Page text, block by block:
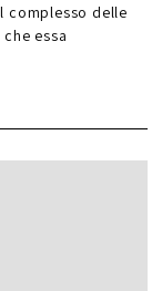
complesso delle
essa